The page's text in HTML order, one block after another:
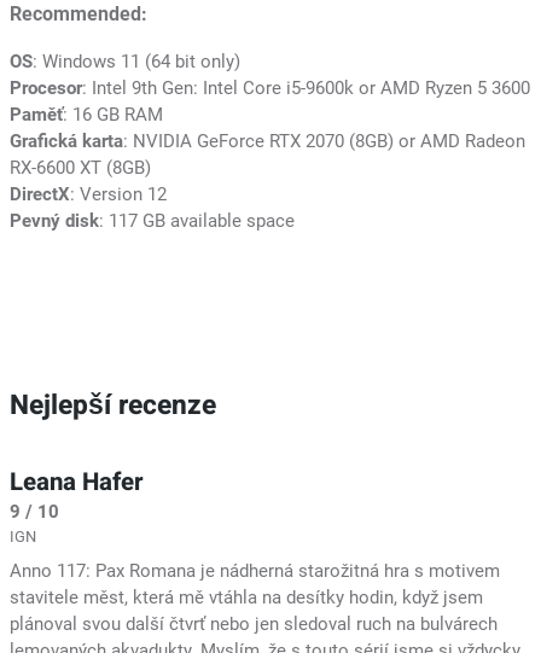
Recommended:
OS: Windows 11 (64 bit only)
Procesor: Intel 9th Gen: Intel Core i5-9600k or AMD Ryzen 5 3600
Paměť: 16 GB RAM
Grafická karta: NVIDIA GeForce RTX 2070 (8GB) or AMD Radeon
RX-6600 XT (8GB)
DirectX: Version 12
Pevný disk: 117 GB available space
Nejlepší recenze
Leana Hafer
9 / 10
IGN
Anno 117: Pax Romana je nádherná starožitná hra s motivem
stavitele měst, která mě vtáhla na desítky hodin, když jsem
plánoval svou další čtvrť nebo jen sledoval ruch na bulvárech